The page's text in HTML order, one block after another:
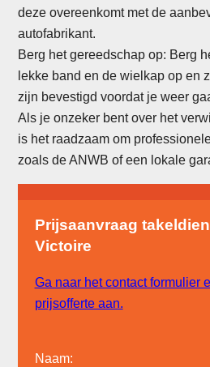
deze overeenkomt met de
autofabrikant.
Berg het gereedschap op: Berg
lekke band en de wielkap op en
zijn bevestigd voordat je weer
Als je onzeker bent over het
is het raadzaam om
zoals de ANWB of een lokale
Prijsaanvraag
Victoire
Ga naar het contact formulier
prijsofferte aan.
Naam: